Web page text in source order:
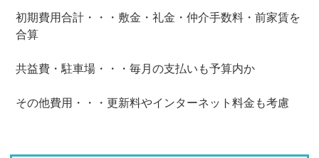
初期費用合計・・・敷金・礼金・仲介手数料・前家賃を
合算
共益費・駐車場・・・毎月の支払いも予算内か
その他費用・・・更新料やインターネット料金も考慮